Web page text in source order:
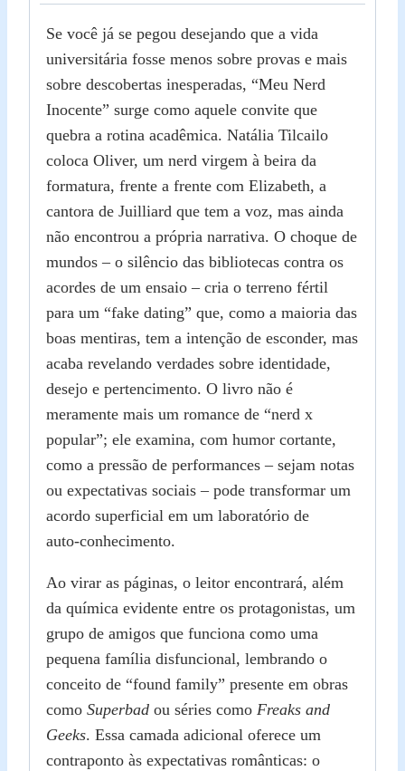
Se você já se pegou desejando que a vida
universitária fosse menos sobre provas e mais
sobre descobertas inesperadas, “Meu Nerd
Inocente” surge como aquele convite que
quebra a rotina acadêmica. Natália Tilcailo
coloca Oliver, um nerd virgem à beira da
formatura, frente a frente com Elizabeth, a
cantora de Juilliard que tem a voz, mas ainda
não encontrou a própria narrativa. O choque de
mundos – o silêncio das bibliotecas contra os
acordes de um ensaio – cria o terreno fértil
para um “fake dating” que, como a maioria das
boas mentiras, tem a intenção de esconder, mas
acaba revelando verdades sobre identidade,
desejo e pertencimento. O livro não é
meramente mais um romance de “nerd x
popular”; ele examina, com humor cortante,
como a pressão de performances – sejam notas
ou expectativas sociais – pode transformar um
acordo superficial em um laboratório de
auto‑conhecimento.
Ao virar as páginas, o leitor encontrará, além
da química evidente entre os protagonistas, um
grupo de amigos que funciona como uma
pequena família disfuncional, lembrando o
conceito de “found family” presente em obras
como Superbad ou séries como Freaks and
Geeks. Essa camada adicional oferece um
contraponto às expectativas românticas: o